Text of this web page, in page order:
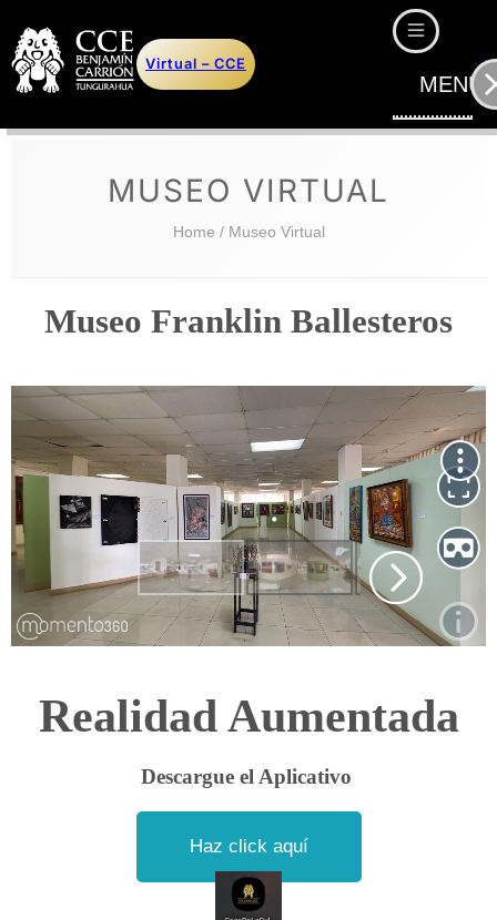
contenido
Virtual – CCE
MENU
MUSEO VIRTUAL
Home / Museo Virtual
Museo Franklin Ballesteros
Realidad Aumentada
Descargue el Aplicativo
Haz click aquí